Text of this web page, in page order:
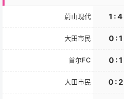
蔚山现代 1 : 4
大田市民 0 : 1
首尔FC 0 : 1
大田市民 0 : 2